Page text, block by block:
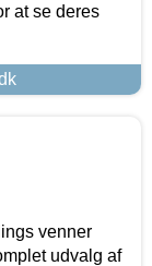
at se deres
venner
udvalg af